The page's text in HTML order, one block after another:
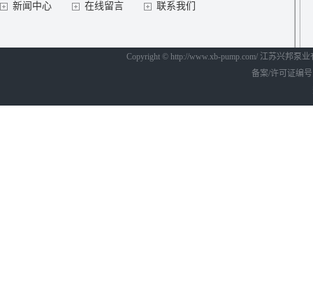
新闻中心 在线留言 联系我们
Copyright © http://www.xb-pump.com/ 江苏兴邦泵
备案/许可证编